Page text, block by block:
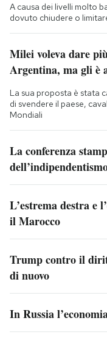
A causa dei livelli molto
dovuto chiudere o
Milei voleva dare
Argentina, ma gli è
La sua proposta è stata
di svendere il paese,
Mondiali
La conferenza
L’estrema destra e
il Marocco
Trump contro il
di nuovo
In Russia